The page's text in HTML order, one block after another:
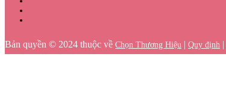
Bản quyền © 2024 thuộc về Chọn Thương Hiệu | Quy định |